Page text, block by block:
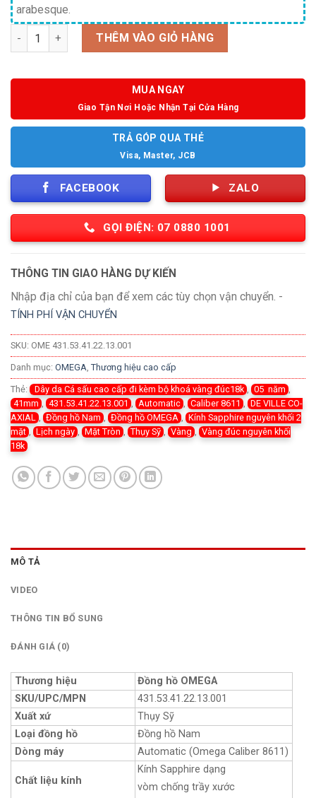
arabesque.
Số lượng THÊM VÀO GIỎ HÀNG
MUA NGAY
Giao Tận Nơi Hoặc Nhận Tại Cửa Hàng
TRẢ GÓP QUA THẺ
Visa, Master, JCB
FACEBOOK ZALO
GỌI ĐIỆN: 07 0880 1001
THÔNG TIN GIAO HÀNG DỰ KIẾN
Nhập địa chỉ của bạn để xem các tùy chọn vận chuyển. -
TÍNH PHÍ VẬN CHUYỂN
SKU: OME 431.53.41.22.13.001
Danh mục: OMEGA Thương hiệu cao cấp
Thẻ: Dây da Cá sấu cao cấp đi kèm bộ khoá vàng đúc18k 05 năm
41mm
431.53.41.22.13.001 Automatic Caliber 8611
DE VILLE CO-
AXIAL
Đồng hồ Nam Đồng hồ OMEGA
Kính Sapphire nguyên khối 2
mặt
Lịch ngày Mặt Tròn Thụy Sỹ Vàng
Vàng đúc nguyên khối
18k
MÔ TẢ
VIDEO
THÔNG TIN BỔ SUNG
ĐÁNH GIÁ (0)
Thương hiệu
Đồng hồ OMEGA
SKU/UPC/MPN
431.53.41.22.13.001
Xuất xứ
Thụy Sỹ
Loại đồng hồ
Đồng hồ Nam
Dòng máy
Automatic (Omega Caliber 8611)
Chất liệu kính
Kính Sapphire dạng
vòm chống trầy xước